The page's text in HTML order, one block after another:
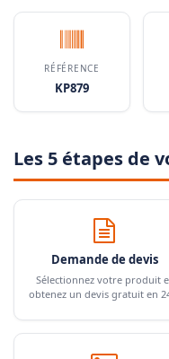
RÉFÉRENCE
KP879
Les 5 étapes de
Demande de devis
Sélectionnez votre produit
obtenez un devis gratuit en